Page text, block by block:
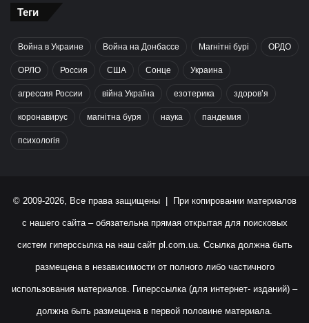
Теги
Война в Украине Война на Донбассе Магнітні бурі ОРДО
ОРЛО Россия США Сонце Украина
агрессия России війна Україна езотерика здоров’я
коронавирус магнітна буря наука пандемия
психологія
© 2009-2026, Все права защищены | При копировании материалов
с нашего сайта – обязательна прямая открытая для поисковых
систем гиперссылка на наш сайт pl.com.ua. Ссылка должна быть
размещена в независимости от полного либо частичного
использования материалов. Гиперссылка (для интернет- изданий) –
должна быть размещена в первой половине материала.